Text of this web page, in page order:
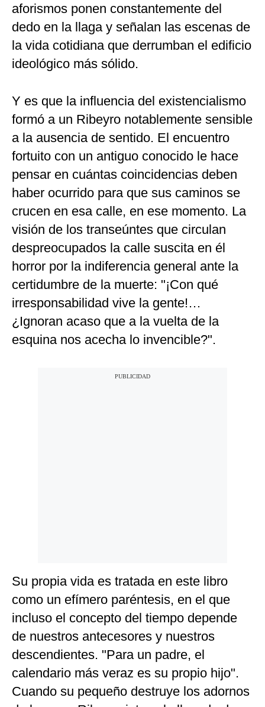
aforismos ponen constantemente del
dedo en la llaga y señalan las escenas de
la vida cotidiana que derrumban el edificio
ideológico más sólido.
Y es que la influencia del existencialismo
formó a un Ribeyro notablemente sensible
a la ausencia de sentido. El encuentro
fortuito con un antiguo conocido le hace
pensar en cuántas coincidencias deben
haber ocurrido para que sus caminos se
crucen en esa calle, en ese momento. La
visión de los transeúntes que circulan
despreocupados la calle suscita en él
horror por la indiferencia general ante la
certidumbre de la muerte: "¡Con qué
irresponsabilidad vive la gente!…
¿Ignoran acaso que a la vuelta de la
esquina nos acecha lo invencible?".
Su propia vida es tratada en este libro
como un efímero paréntesis, en el que
incluso el concepto del tiempo depende
de nuestros antecesores y nuestros
descendientes. "Para un padre, el
calendario más veraz es su propio hijo".
Cuando su pequeño destruye los adornos